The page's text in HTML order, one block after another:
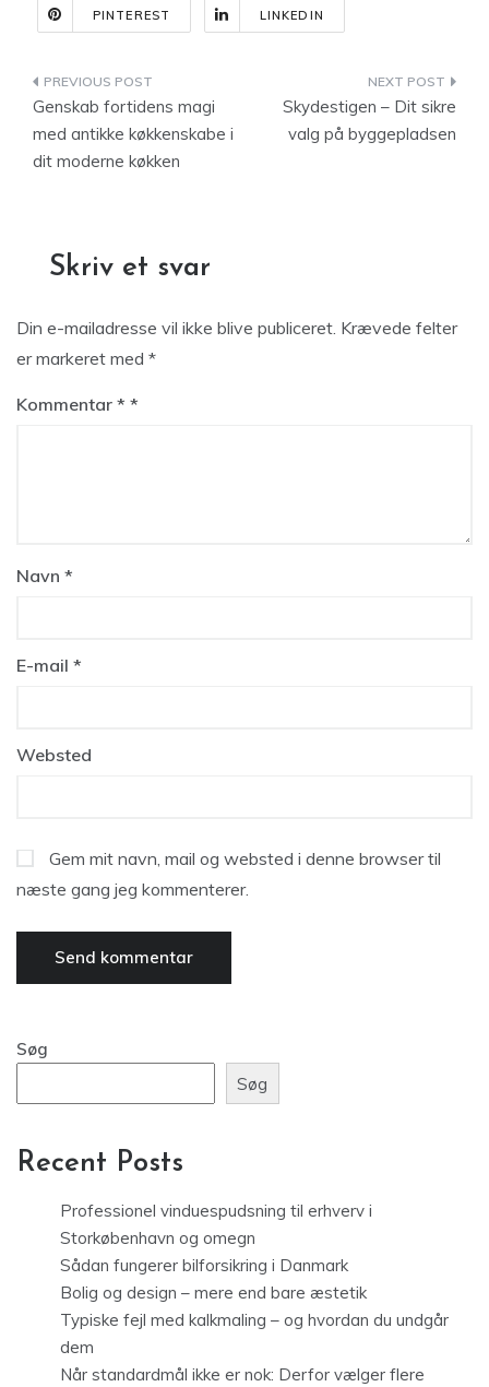
PINTEREST LINKEDIN
Indlægsnavigation
Genskab fortidens magi
med antikke køkkenskabe i
dit moderne køkken
Skydestigen – Dit sikre
valg på byggepladsen
Skriv et svar
Din e-mailadresse vil ikke blive publiceret. Krævede felter
er markeret med *
Kommentar *
Navn *
E-mail *
Websted
Gem mit navn, mail og websted i denne browser til
næste gang jeg kommenterer.
Søg
Søg
Recent Posts
Professionel vinduespudsning til erhverv i
Storkøbenhavn og omegn
Sådan fungerer bilforsikring i Danmark
Bolig og design – mere end bare æstetik
Typiske fejl med kalkmaling – og hvordan du undgår
dem
Når standardmål ikke er nok: Derfor vælger flere